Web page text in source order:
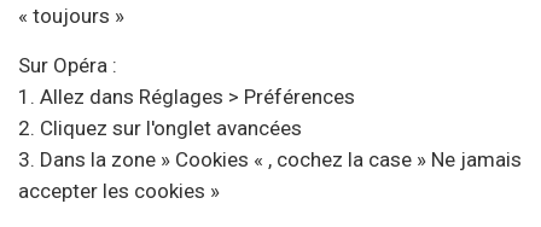
« toujours »
Sur Opéra :
1. Allez dans Réglages > Préférences
2. Cliquez sur l'onglet avancées
3. Dans la zone » Cookies « , cochez la case » Ne jamais
accepter les cookies »